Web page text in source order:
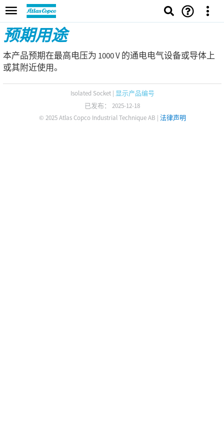
预期用途
本产品预期在最高电压为 1000 V 的通电电气设备或导体上
或其附近使用。
Isolated Socket| 显示产品编号
已发布： 2025-12-18
© 2025 Atlas Copco Industrial Technique AB | 法律声明